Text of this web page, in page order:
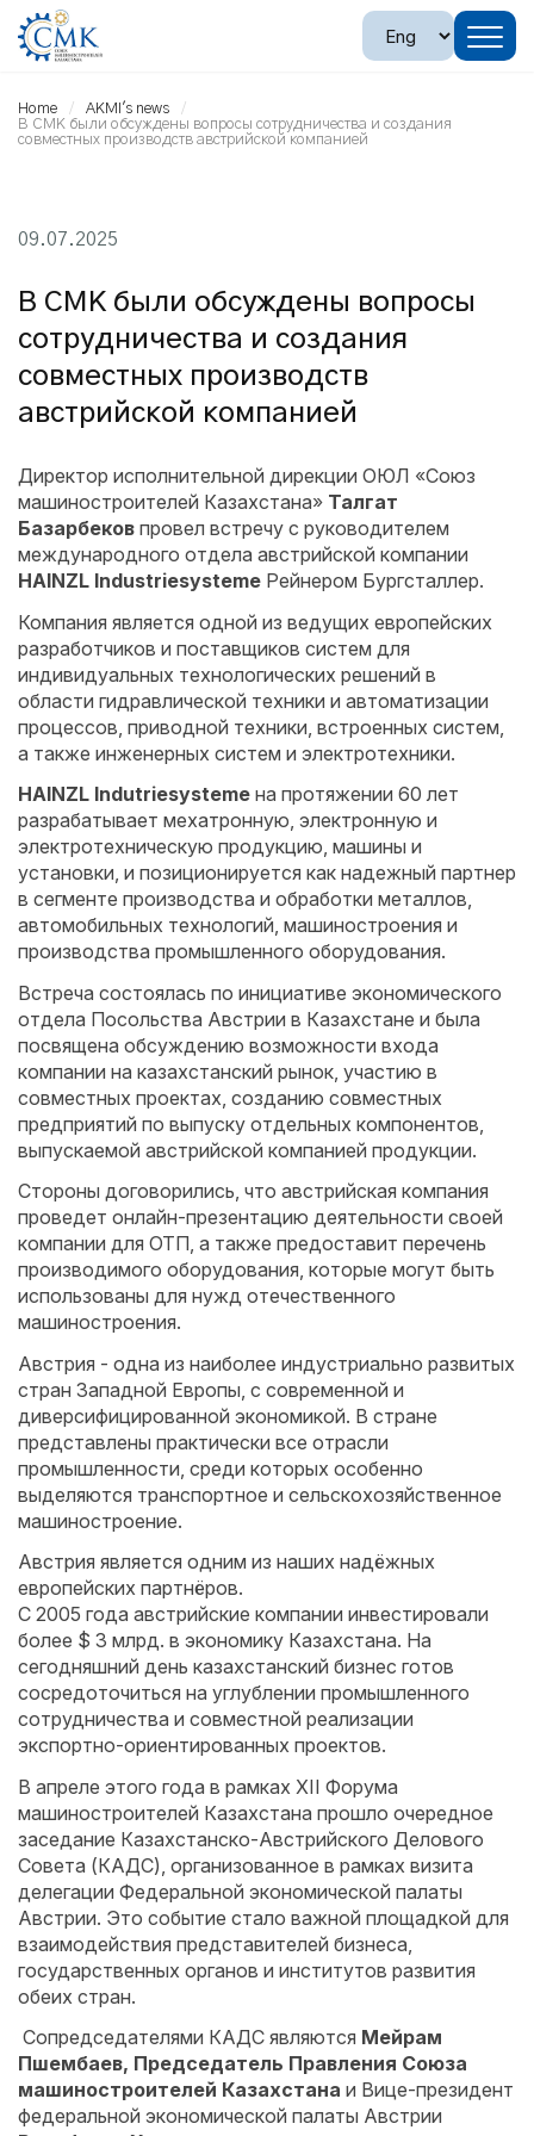
Home
AKMI's news
В СМК были обсуждены вопросы сотрудничества и создания
совместных производств австрийской компанией
09.07.2025
В СМК были обсуждены вопросы
сотрудничества и создания
совместных производств
австрийской компанией
Директор исполнительной дирекции ОЮЛ «Союз
машиностроителей Казахстана» Талгат
Базарбеков провел встречу с руководителем
международного отдела австрийской компании
HAINZL Industriesysteme Рейнером Бургсталлер.
Компания является одной из ведущих европейских
разработчиков и поставщиков систем для
индивидуальных технологических решений в
области гидравлической техники и автоматизации
процессов, приводной техники, встроенных систем,
а также инженерных систем и электротехники.
HAINZL Indutriesysteme на протяжении 60 лет
разрабатывает мехатронную, электронную и
электротехническую продукцию, машины и
установки, и позиционируется как надежный партнер
в сегменте производства и обработки металлов,
автомобильных технологий, машиностроения и
производства промышленного оборудования.
Встреча состоялась по инициативе экономического
отдела Посольства Австрии в Казахстане и была
посвящена обсуждению возможности входа
компании на казахстанский рынок, участию в
совместных проектах, созданию совместных
предприятий по выпуску отдельных компонентов,
выпускаемой австрийской компанией продукции.
Стороны договорились, что австрийская компания
проведет онлайн-презентацию деятельности своей
компании для ОТП, а также предоставит перечень
производимого оборудования, которые могут быть
использованы для нужд отечественного
машиностроения.
Австрия - одна из наиболее индустриально развитых
стран Западной Европы, с современной и
диверсифицированной экономикой. В стране
представлены практически все отрасли
промышленности, среди которых особенно
выделяются транспортное и сельскохозяйственное
машиностроение.
Австрия является одним из наших надёжных
европейских партнёров.
С 2005 года австрийские компании инвестировали
более $ 3 млрд. в экономику Казахстана. На
сегодняшний день казахстанский бизнес готов
сосредоточиться на углублении промышленного
сотрудничества и совместной реализации
экспортно-ориентированных проектов.
В апреле этого года в рамках XII Форума
машиностроителей Казахстана прошло очередное
заседание Казахстанско-Австрийского Делового
Совета (КАДС), организованное в рамках визита
делегации Федеральной экономической палаты
Австрии. Это событие стало важной площадкой для
взаимодействия представителей бизнеса,
государственных органов и институтов развития
обеих стран.
Сопредседателями КАДС являются Мейрам
Пшембаев, Председатель Правления Союза
машиностроителей Казахстана и Вице-президент
федеральной экономической палаты Австрии